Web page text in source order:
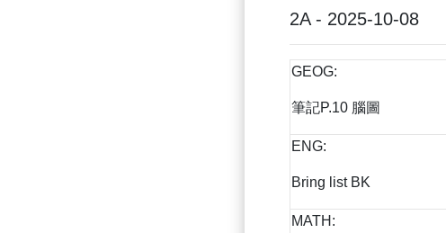
2A - 2025-10-08
GEOG:
筆記P.10 腦圖
ENG:
Bring list BK
MATH: